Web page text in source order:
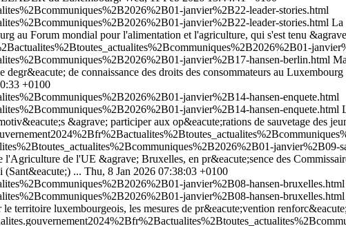
janvier%2B22-leader-stories.html
janvier%2B22-leader-stories.html La
au Forum mondial pour l'alimentation et l'agriculture, qui s'est tenu
janvier%2B17-hansen-berlin.html
de connaissance des droits des consommateurs au
+0100
janvier%2B14-hansen-enquete.html
janvier%2B14-hansen-enquete.html
&agrave; participer aux op&eacute;rations de sauvetage des
janvier%2B09-
de l'UE &agrave; Bruxelles, en pr&eacute;sence des
... Thu, 8 Jan 2026 07:38:03 +0100
janvier%2B08-hansen-bruxelles.html
janvier%2B08-hansen-bruxelles.html
luxembourgeois, les mesures de pr&eacute;vention